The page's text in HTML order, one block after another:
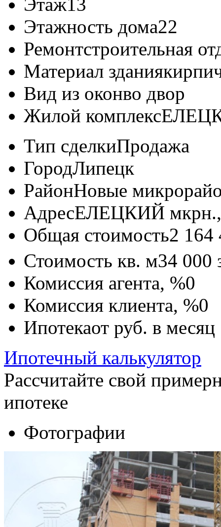
Этажность дома22
Ремонтстроительная
Материал здания
Вид из оконво двор
Жилой комплекс
Тип сделкиПродажа
ГородЛипецк
РайонНовые
АдресЕЛЕЦКИЙ мкрн.,
Общая стоимость2 164
Стоимость кв. м34 000
Комиссия агента, %0
Комиссия клиента, %0
Ипотекаот руб. в месяц
Ипотечный калькулятор
Рассчитайте свой
ипотеке
Фотографии